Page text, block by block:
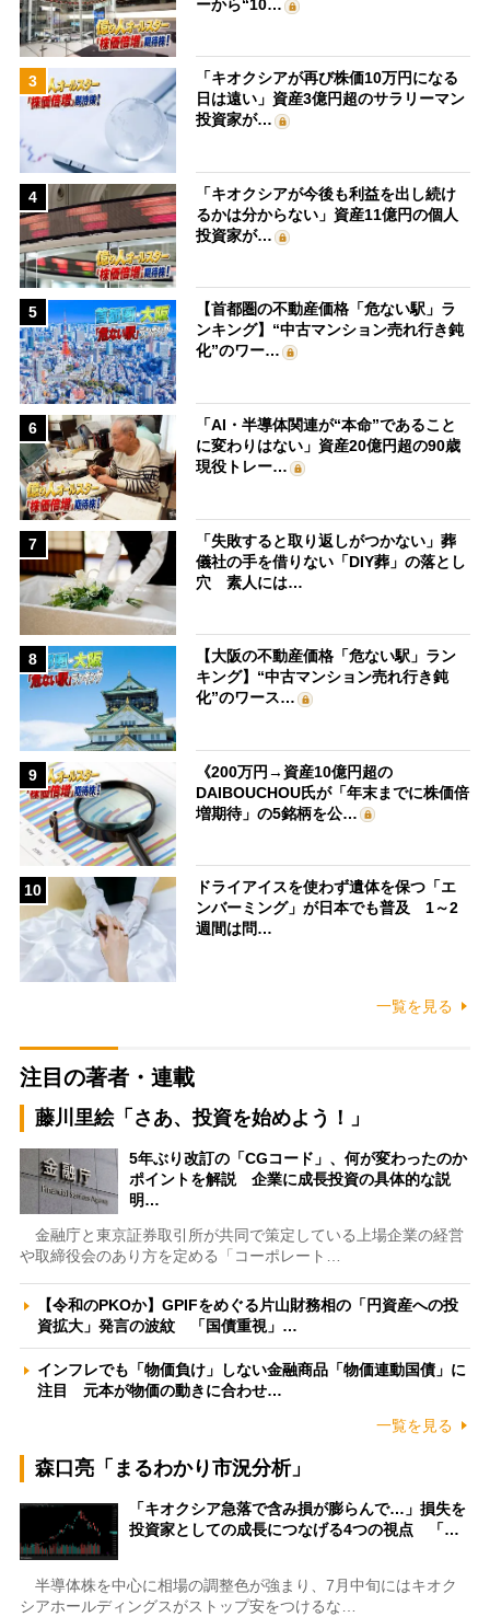
ーから“10…
3
「キオクシアが再び株価10万円になる
日は遠い」資産3億円超のサラリーマン
投資家が…
4
「キオクシアが今後も利益を出し続け
るかは分からない」資産11億円の個人
投資家が…
5
【首都圏の不動産価格「危ない駅」ラ
ンキング】“中古マンション売れ行き鈍
化”のワー…
6
「AI・半導体関連が“本命”であること
に変わりはない」資産20億円超の90歳
現役トレー…
7
「失敗すると取り返しがつかない」葬
儀社の手を借りない「DIY葬」の落とし
穴 素人には…
8
【大阪の不動産価格「危ない駅」ラン
キング】“中古マンション売れ行き鈍
化”のワース…
9
《200万円→資産10億円超の
DAIBOUCHOU氏が「年末までに株価倍
増期待」の5銘柄を公…
10
ドライアイスを使わず遺体を保つ「エ
ンバーミング」が日本でも普及 1～2
週間は問…
一覧を見る
注目の著者・連載
藤川里絵「さあ、投資を始めよう！」
5年ぶり改訂の「CGコード」、何が変わったのか
ポイントを解説 企業に成長投資の具体的な説
明…
金融庁と東京証券取引所が共同で策定している上場企業の経営
や取締役会のあり方を定める「コーポレート…
【令和のPKOか】GPIFをめぐる片山財務相の「円資産への投
資拡大」発言の波紋 「国債重視」…
インフレでも「物価負け」しない金融商品「物価連動国債」に
注目 元本が物価の動きに合わせ…
一覧を見る
森口亮「まるわかり市況分析」
「キオクシア急落で含み損が膨らんで…」損失を
投資家としての成長につなげる4つの視点 「…
半導体株を中心に相場の調整色が強まり、7月中旬にはキオク
シアホールディングスがストップ安をつけるな…